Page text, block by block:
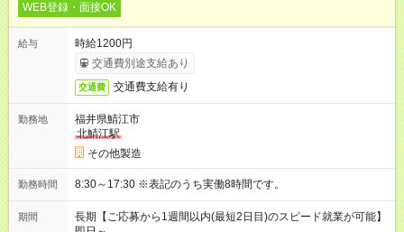
WEB登録・面接OK
給与
時給1200円
交通費別途支給あり
交通費 交通費支給有り
勤務地
福井県鯖江市
北鯖江駅
その他製造
勤務時間 8:30～17:30 ※表記のうち実働8時間です。
期間
長期【ご応募から1週間以内(最短2日目)のスピード就業が可能】